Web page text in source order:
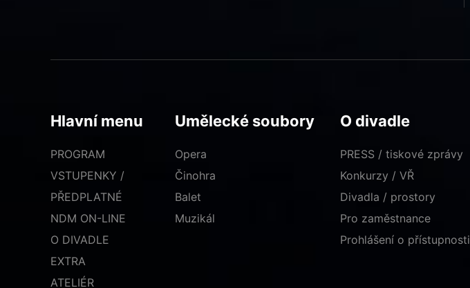
Hlavní menu
PROGRAM
VSTUPENKY /
PŘEDPLATNÉ
NDM ON-LINE
O DIVADLE
EXTRA
ATELIÉR
Umělecké soubory
Opera
Činohra
Balet
Muzikál
O divadle
PRESS / tiskové zprávy
Konkurzy / VŘ
Divadla / prostory
Pro zaměstnance
Prohlášení o přístupnosti